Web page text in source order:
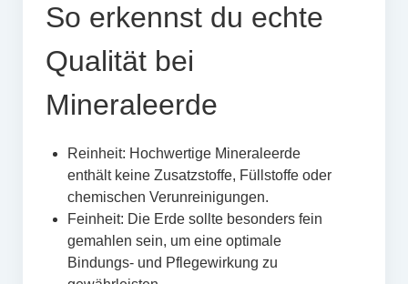
So erkennst du echte
Qualität bei
Mineraleerde
Reinheit: Hochwertige Mineraleerde
enthält keine Zusatzstoffe, Füllstoffe oder
chemischen Verunreinigungen.
Feinheit: Die Erde sollte besonders fein
gemahlen sein, um eine optimale
Bindungs- und Pflegewirkung zu